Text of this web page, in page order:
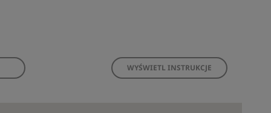
WYŚWIETL INSTRUKCJE